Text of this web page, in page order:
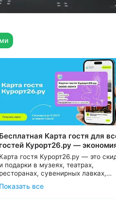
Бесплатная Карта гостя для
гостей Курорт26.ру —
до 15000 ₽
Карта гостя Курорт26.ру — это
и подарки в музеях, театрах,
ресторанах, сувенирных лавках,
магазинах Кавминвод. Всего более
предложений, список которых
Дарим карту всем гостям при
бронировании санаториев и отелей
Показать все